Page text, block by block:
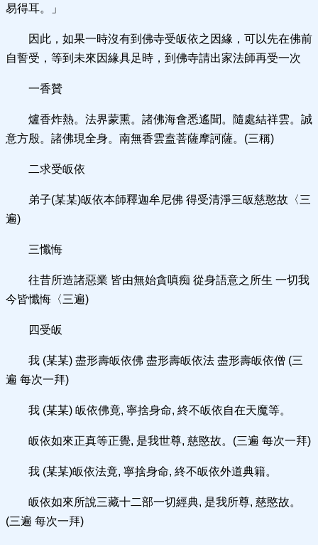
易得耳。」
因此，如果一時沒有到佛寺受皈依之因緣，可以先在佛前
自誓受，等到未來因緣具足時，到佛寺請出家法師再受一次
一香贊
爐香炸熱。法界蒙熏。諸佛海會悉遙聞。隨處結祥雲。誠
意方殷。諸佛現全身。南無香雲盍菩薩摩訶薩。(三稱)
二求受皈依
弟子(某某)皈依本師釋迦牟尼佛 得受清淨三皈慈憨故〈三
遍)
三懺悔
往昔所造諸惡業 皆由無始貪嗔痴 從身語意之所生 一切我
今皆懺悔〈三遍)
四受皈
我 (某某) 盡形壽皈依佛 盡形壽皈依法 盡形壽皈依僧 (三
遍 每次一拜)
我 (某某) 皈依佛竟, 寧捨身命, 終不皈依自在天魔等。
皈依如來正真等正覺, 是我世尊, 慈愍故。(三遍 每次一拜)
我 (某某)皈依法竟, 寧捨身命, 終不皈依外道典籍。
皈依如來所說三藏十二部一切經典, 是我所尊, 慈愍故。
(三遍 每次一拜)